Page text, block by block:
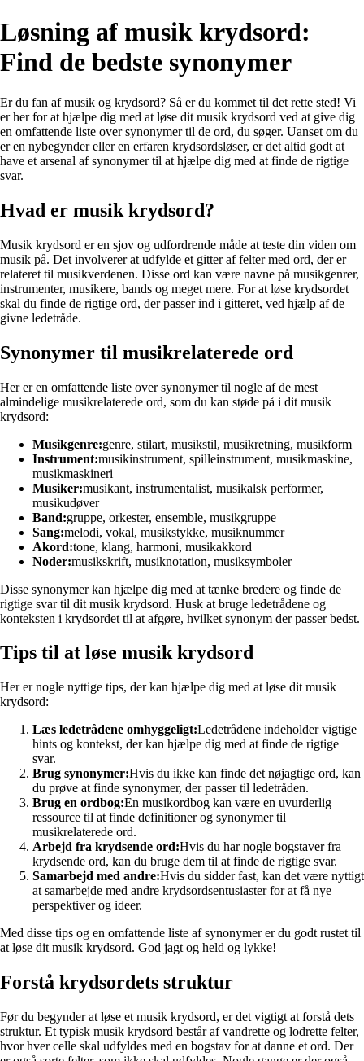
Løsning af musik krydsord:
Find de bedste synonymer
Er du fan af musik og krydsord? Så er du kommet til det rette sted! Vi
er her for at hjælpe dig med at løse dit musik krydsord ved at give dig
en omfattende liste over synonymer til de ord, du søger. Uanset om du
er en nybegynder eller en erfaren krydsordsløser, er det altid godt at
have et arsenal af synonymer til at hjælpe dig med at finde de rigtige
svar.
Hvad er musik krydsord?
Musik krydsord er en sjov og udfordrende måde at teste din viden om
musik på. Det involverer at udfylde et gitter af felter med ord, der er
relateret til musikverdenen. Disse ord kan være navne på musikgenrer,
instrumenter, musikere, bands og meget mere. For at løse krydsordet
skal du finde de rigtige ord, der passer ind i gitteret, ved hjælp af de
givne ledetråde.
Synonymer til musikrelaterede ord
Her er en omfattende liste over synonymer til nogle af de mest
almindelige musikrelaterede ord, som du kan støde på i dit musik
krydsord:
Musikgenre:genre, stilart, musikstil, musikretning, musikform
Instrument:musikinstrument, spilleinstrument, musikmaskine,
musikmaskineri
Musiker:musikant, instrumentalist, musikalsk performer,
musikudøver
Band:gruppe, orkester, ensemble, musikgruppe
Sang:melodi, vokal, musikstykke, musiknummer
Akord:tone, klang, harmoni, musikakkord
Noder:musikskrift, musiknotation, musiksymboler
Disse synonymer kan hjælpe dig med at tænke bredere og finde de
rigtige svar til dit musik krydsord. Husk at bruge ledetrådene og
konteksten i krydsordet til at afgøre, hvilket synonym der passer bedst.
Tips til at løse musik krydsord
Her er nogle nyttige tips, der kan hjælpe dig med at løse dit musik
krydsord:
Læs ledetrådene omhyggeligt:Ledetrådene indeholder vigtige
hints og kontekst, der kan hjælpe dig med at finde de rigtige
svar.
Brug synonymer:Hvis du ikke kan finde det nøjagtige ord, kan
du prøve at finde synonymer, der passer til ledetråden.
Brug en ordbog:En musikordbog kan være en uvurderlig
ressource til at finde definitioner og synonymer til
musikrelaterede ord.
Arbejd fra krydsende ord:Hvis du har nogle bogstaver fra
krydsende ord, kan du bruge dem til at finde de rigtige svar.
Samarbejd med andre:Hvis du sidder fast, kan det være nyttigt
at samarbejde med andre krydsordsentusiaster for at få nye
perspektiver og ideer.
Med disse tips og en omfattende liste af synonymer er du godt rustet til
at løse dit musik krydsord. God jagt og held og lykke!
Forstå krydsordets struktur
Før du begynder at løse et musik krydsord, er det vigtigt at forstå dets
struktur. Et typisk musik krydsord består af vandrette og lodrette felter,
hvor hver celle skal udfyldes med en bogstav for at danne et ord. Der